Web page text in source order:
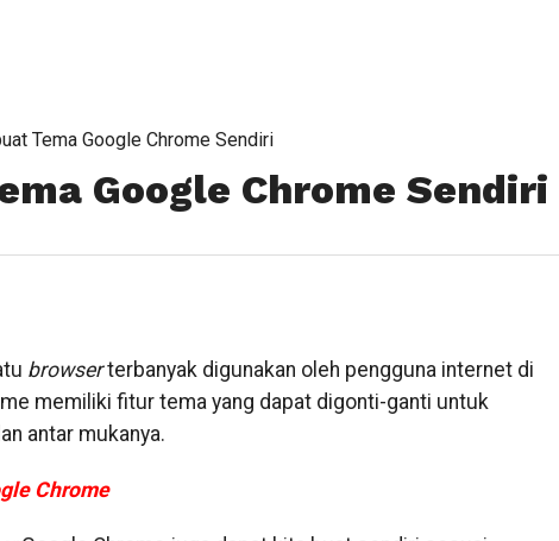
Tema Google Chrome Sendiri
Google Chrome Sendiri
browserterbanyak digunakan oleh pengguna internet di
memiliki fitur tema yang dapat digonti-ganti untuk
antar mukanya.
Chrome